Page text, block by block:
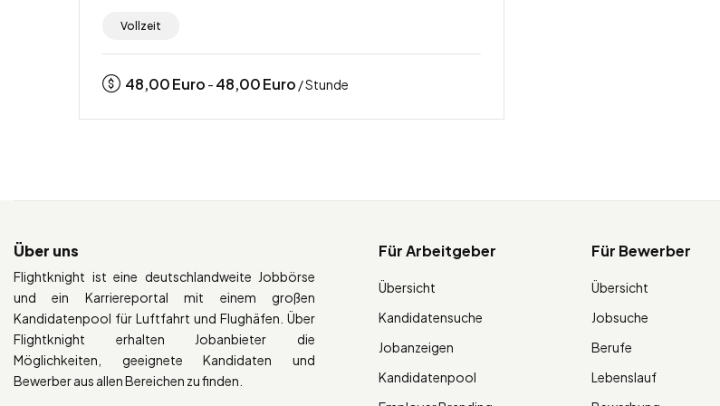
Vollzeit
48,00Euro - 48,00Euro / Stunde
Über uns
Flightknight ist eine deutschlandweite Jobbörse
und ein Karriereportal mit einem großen
Kandidatenpool für Luftfahrt und Flughäfen. Über
Flightknight erhalten Jobanbieter die
Möglichkeiten, geeignete Kandidaten und
Bewerber aus allen Bereichen zu finden.
Für Arbeitgeber
Übersicht
Kandidatensuche
Jobanzeigen
Kandidatenpool
Für Bewerber
Übersicht
Jobsuche
Berufe
Lebenslauf